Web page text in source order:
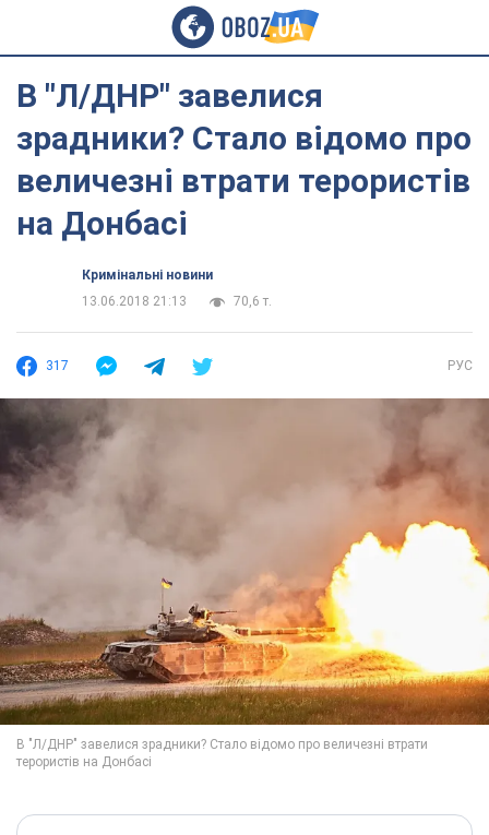
В "Л/ДНР" завелися
зрадники? Стало відомо про
величезні втрати терористів
на Донбасі
Кримінальні новини
13.06.2018 21:13
70,6 т.
317 РУС